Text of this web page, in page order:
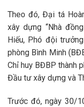
Theo đó, Đại tá
xây dựng “Nhà
Hiếu, Phó đội
phòng Bình Minh
Chỉ huy BĐBP thành
Đầu tư xây dựng và
Trước đó, ngày 30/